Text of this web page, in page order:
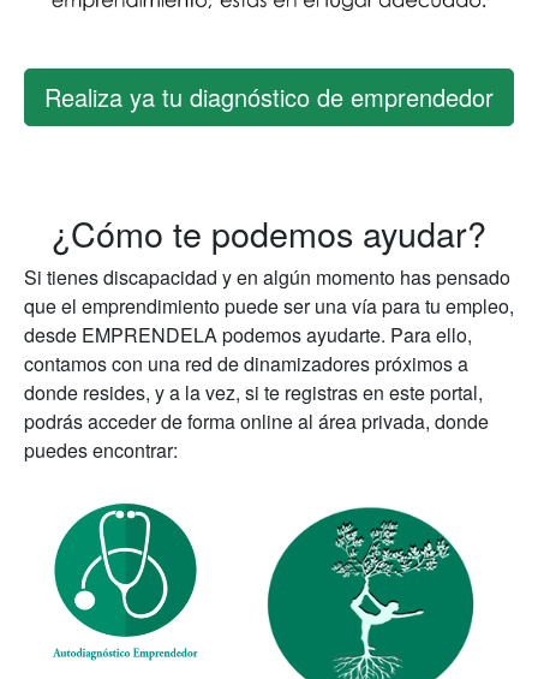
Realiza ya tu diagnóstico de emprendedor
¿Cómo te podemos ayudar?
Si tienes discapacidad y en algún momento has pensado
que el emprendimiento puede ser una vía para tu empleo,
desde EMPRENDELA podemos ayudarte. Para ello,
contamos con una red de dinamizadores próximos a
donde resides, y a la vez, si te registras en este portal,
podrás acceder de forma online al área privada, donde
puedes encontrar: